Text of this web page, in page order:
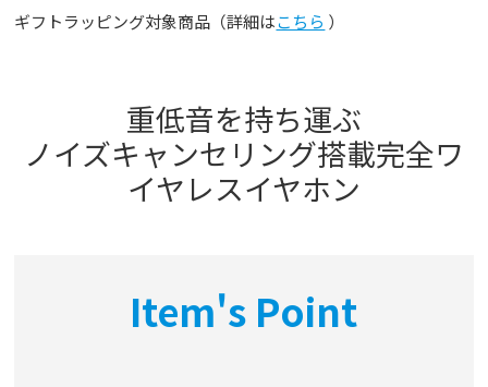
ギフトラッピング対象商品（詳細はこちら ）
重低音を持ち運ぶ
ノイズキャンセリング搭載完全ワ
イヤレスイヤホン
Item's Point